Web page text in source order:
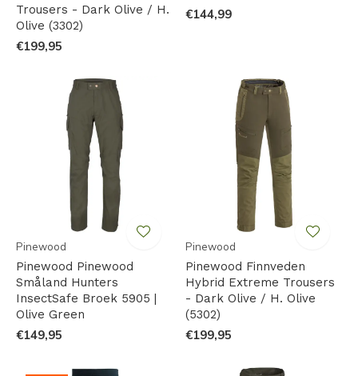
Trousers - Dark Olive / H.
Olive (3302)
€199,95
€144,99
Pinewood
Pinewood Pinewood
Småland Hunters
InsectSafe Broek 5905 |
Olive Green
€149,95
Pinewood
Pinewood Finnveden
Hybrid Extreme Trousers
- Dark Olive / H. Olive
(5302)
€199,95